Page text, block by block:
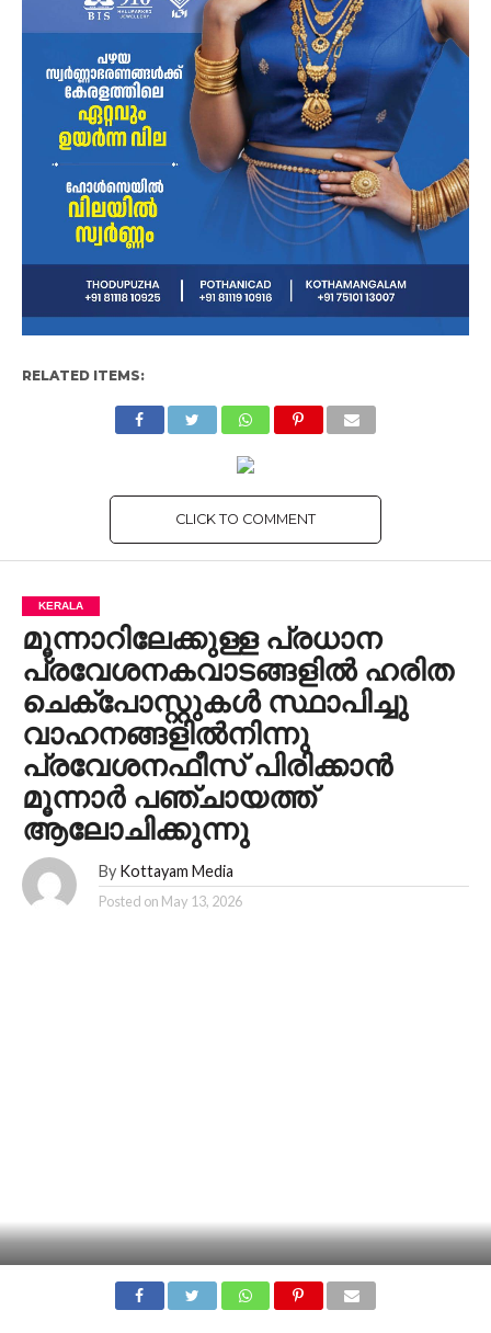
RELATED ITEMS:
CLICK TO COMMENT
KERALA
മൂന്നാറിലേക്കുള്ള പ്രധാന
പ്രവേശനകവാടങ്ങളിൽ ഹരിത
ചെക്‌‌പോസ്റ്റുകൾ സ്ഥാപിച്ചു
വാഹനങ്ങളിൽനിന്നു
പ്രവേശനഫീസ് പിരിക്കാൻ
മൂന്നാർ പഞ്ചായത്ത്
ആലോചിക്കുന്നു
By Kottayam Media
Posted on May 13, 2026